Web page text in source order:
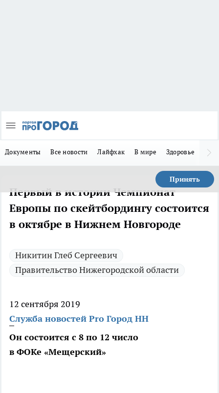
Документы Все новости Лайфхак В мире Здоровье
Принять
Первый в истории Чемпионат
Европы по скейтбордингу состоится
в октябре в Нижнем Новгороде
Никитин Глеб Сергеевич
Правительство Нижегородской области
12 сентября 2019
Служба новостей Pro Город НН
Он состоится с 8 по 12 число
в ФОКе «Мещерский»